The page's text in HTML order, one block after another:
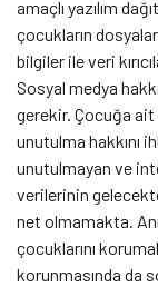
amaçlı yazılım
çocukların
bilgiler ile veri
Sosyal medya
gerekir. Çocuğa ait
unutulma hakkını
unutulmayan ve
verilerinin
net olmamakta.
çocuklarını
korunmasında da